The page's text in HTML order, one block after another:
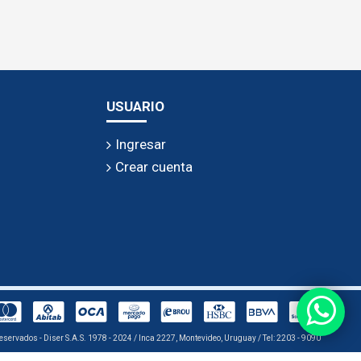
USUARIO
Ingresar
Crear cuenta
- Diser S.A.S. 1978 - 2024 / Inca 2227, Montevideo, Uruguay / Tel: 2203 - 9090